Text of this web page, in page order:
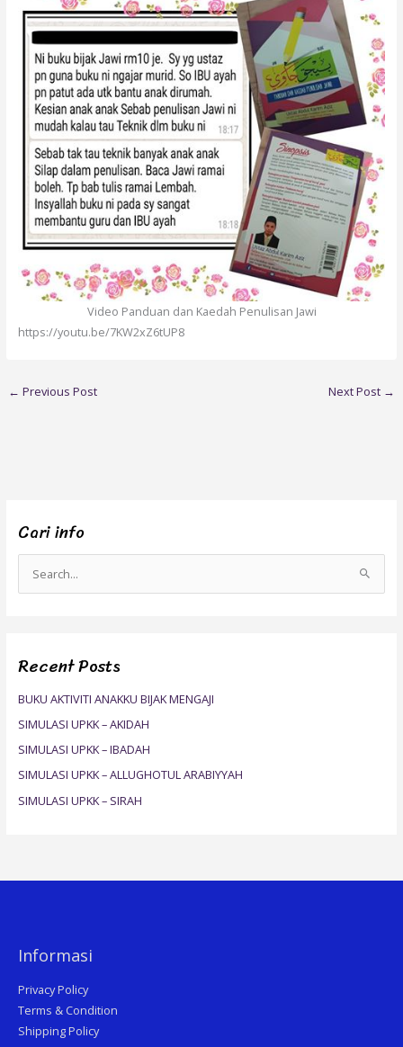
Cari info
e
c
o
r
:
Recent Posts
BUKU AKTIVITI ANAKKU BIJAK MENGAJI
SIMULASI UPKK – AKIDAH
SIMULASI UPKK – IBADAH
SIMULASI UPKK – ALLUGHOTUL ARABIYYAH
SIMULASI UPKK – SIRAH
Video Panduan dan Kaedah Penulisan Jawi
https://youtu.be/7KW2xZ6tUP8
← Previous Post Next Post →
Informasi
Privacy Policy
Terms & Condition
Shipping Policy